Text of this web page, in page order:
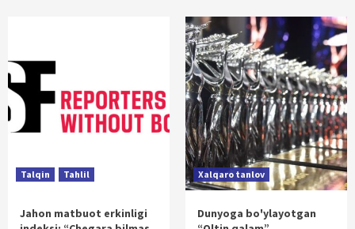
Talqin Tahlil
Jahon matbuot erkinligi
Xalqaro tanlov
Dunyoga bo'ylayotgan